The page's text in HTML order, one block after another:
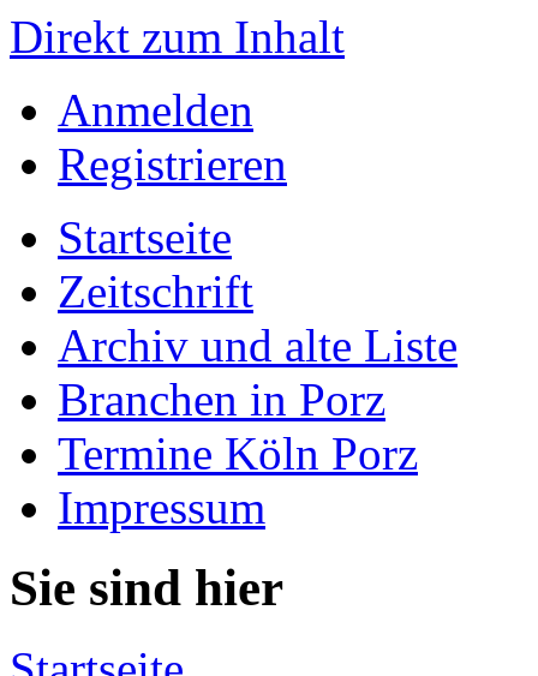
Direkt zum Inhalt
Anmelden
Registrieren
Startseite
Zeitschrift
Archiv und alte Liste
Branchen in Porz
Termine Köln Porz
Impressum
Sie sind hier